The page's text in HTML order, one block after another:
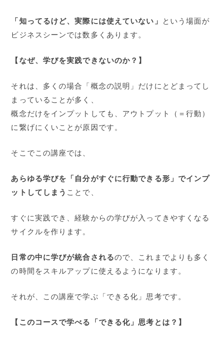
「知ってるけど、実際には使えていない」
という場面が
ビジネスシーンでは数多くあります。
【なぜ、学びを実践できないのか？】
それは、多くの場合「概念の説明」だけにとどまってし
まっていることが多く、
概念だけをインプットしても、アウトプット（＝行動）
に繋げにくいことが原因です。
そこでこの講座では、
あらゆる学びを「自分がすぐに行動できる形」でインプ
ットしてしまう ことで、
すぐに実践でき、経験からの学びが入ってきやすくなる
サイクルを作ります。
日常の中に学びが統合されるので、これまでよりも多く
の時間をスキルアップに使えるようになります。
それが、この講座で学ぶ「できる化」思考です。
【このコースで学べる「できる化」思考とは？】